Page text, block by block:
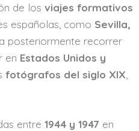
de losviajes formativos
españolas, como Sevilla,
posteriormente recorrer
en Estados Unidos y
fotógrafos del siglo XIX
entre1944 y 1947 en